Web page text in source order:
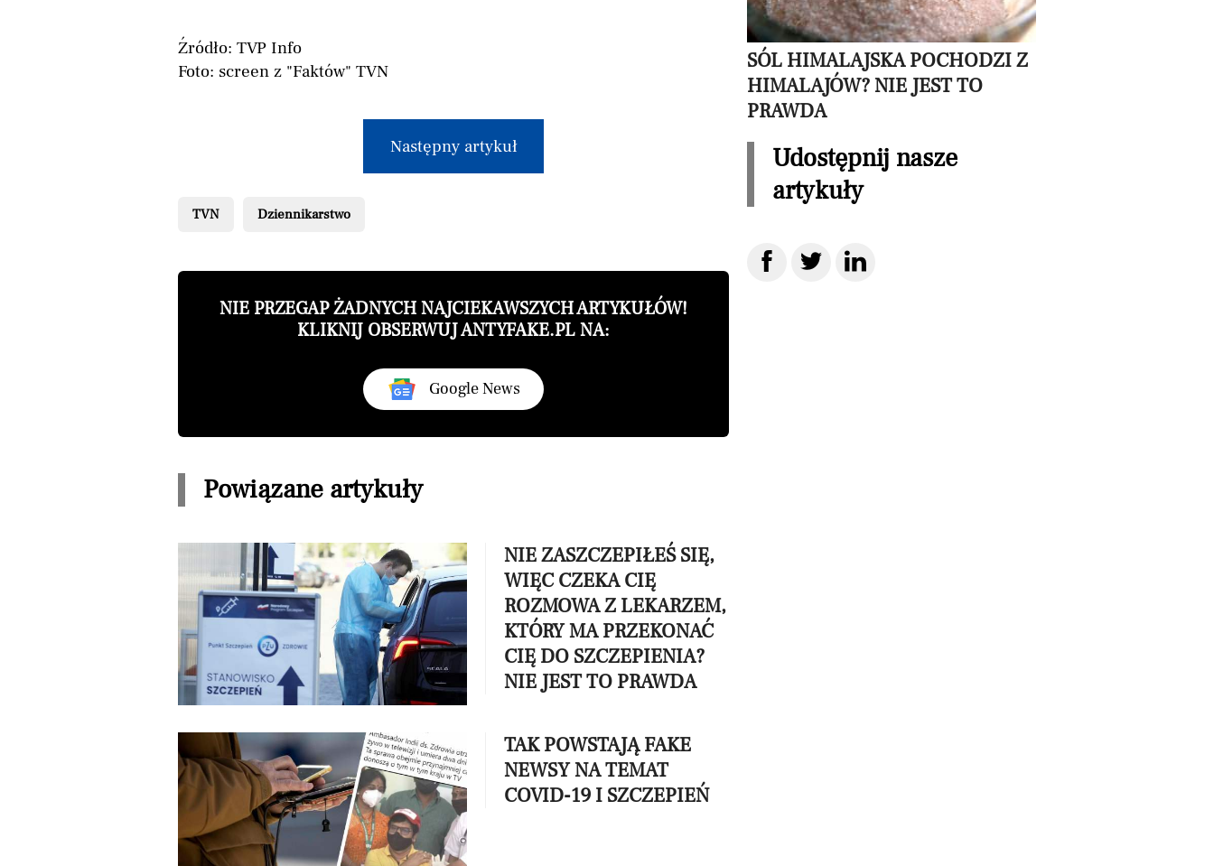
Źródło: TVP Info
Foto: screen z "Faktów" TVN
Następny artykuł
TVN Dziennikarstwo
NIE PRZEGAP ŻADNYCH NAJCIEKAWSZYCH ARTYKUŁÓW!
KLIKNIJ OBSERWUJ ANTYFAKE.PL NA:
Google News
Powiązane artykuły
NIE ZASZCZEPIŁEŚ SIĘ,
WIĘC CZEKA CIĘ
ROZMOWA Z LEKARZEM,
KTÓRY MA PRZEKONAĆ
CIĘ DO SZCZEPIENIA?
NIE JEST TO PRAWDA
TAK POWSTAJĄ FAKE
NEWSY NA TEMAT
COVID-19 I SZCZEPIEŃ
SÓL HIMALAJSKA POCHODZI Z
HIMALAJÓW? NIE JEST TO
PRAWDA
Udostępnij nasze
artykuły